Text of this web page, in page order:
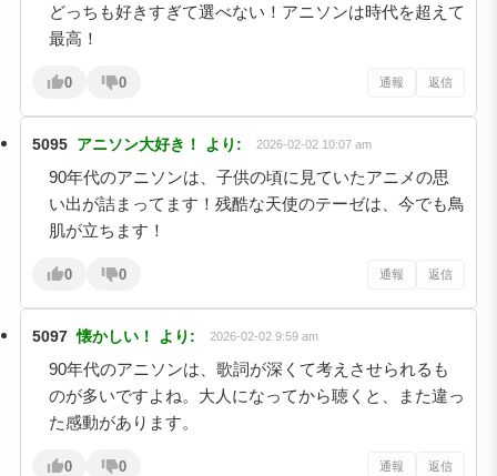
どっちも好きすぎて選べない！アニソンは時代を超えて
最高！
0 0 通報 返信
5095 アニソン大好き！ より: 2026-02-02 10:07 am
90年代のアニソンは、子供の頃に見ていたアニメの思
い出が詰まってます！残酷な天使のテーゼは、今でも鳥
肌が立ちます！
0 0 通報 返信
5097 懐かしい！ より: 2026-02-02 9:59 am
90年代のアニソンは、歌詞が深くて考えさせられるも
のが多いですよね。大人になってから聴くと、また違っ
た感動があります。
0 0 通報 返信